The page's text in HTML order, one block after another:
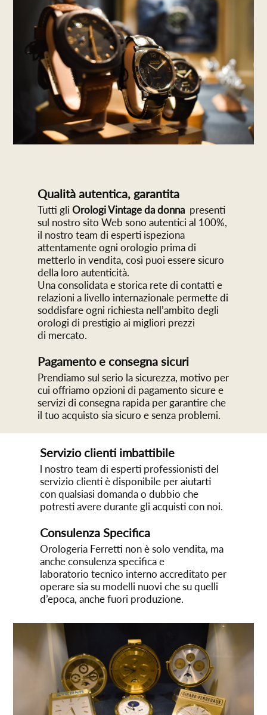
Qualità autentica, garantita
Tutti gli Orologi Vintage da donna presenti
sul nostro sito Web sono autentici al 100%,
il nostro team di esperti ispeziona
attentamente ogni orologio prima di
metterlo in vendita, così puoi essere sicuro
della loro autenticità.
Una consolidata e storica rete di contatti e
relazioni a livello internazionale permette di
soddisfare ogni richiesta nell’ambito degli
orologi di prestigio ai migliori prezzi
di mercato.
Pagamento e consegna sicuri
Prendiamo sul serio la sicurezza, motivo per
cui offriamo opzioni di pagamento sicure e
servizi di consegna rapida per garantire che
il tuo acquisto sia sicuro e senza problemi.
Servizio clienti imbattibile
l nostro team di esperti professionisti del
servizio clienti è disponibile per aiutarti
con qualsiasi domanda o dubbio che
potresti avere durante gli acquisti con noi.
Consulenza Specifica
Orologeria Ferretti non è solo vendita, ma
anche consulenza specifica e
laboratorio tecnico interno accreditato per
operare sia su modelli nuovi che su quelli
d’epoca, anche fuori produzione.